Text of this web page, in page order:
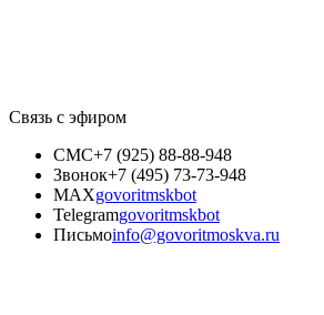
Связь с эфиром
СМС+7 (925) 88-88-948
Звонок+7 (495) 73-73-948
MAXgovoritmskbot
Telegramgovoritmskbot
Письмоinfo@govoritmoskva.ru